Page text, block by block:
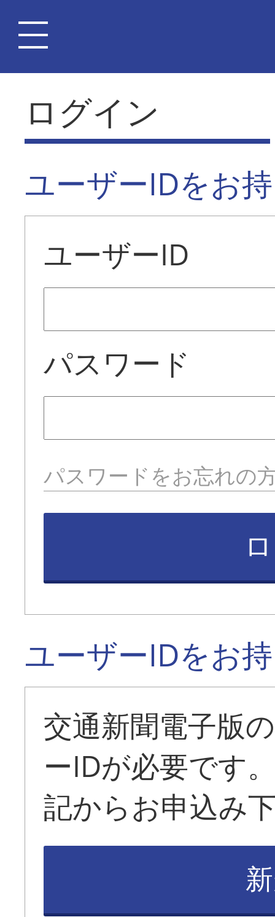
ログイン
ユーザーIDをお
ユーザーID
パスワード
パスワードをお忘れの
ユーザーIDをお
交通新聞電子版
ーIDが必要です
記からお申込み